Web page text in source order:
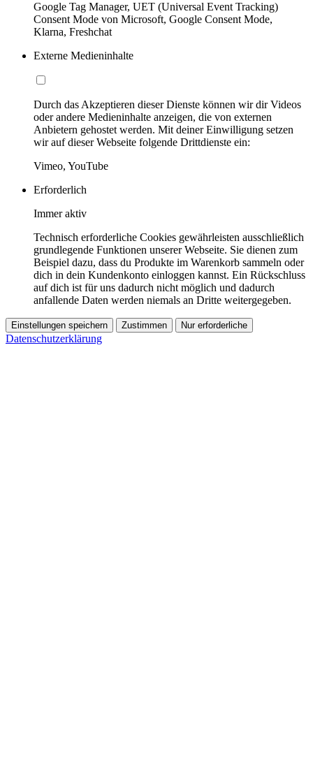
Google Tag Manager, UET (Universal Event Tracking)
Consent Mode von Microsoft, Google Consent Mode,
Klarna, Freshchat
Externe Medieninhalte
Durch das Akzeptieren dieser Dienste können wir dir Videos
oder andere Medieninhalte anzeigen, die von externen
Anbietern gehostet werden. Mit deiner Einwilligung setzen
wir auf dieser Webseite folgende Drittdienste ein:
Vimeo, YouTube
Erforderlich
Immer aktiv
Technisch erforderliche Cookies gewährleisten ausschließlich
grundlegende Funktionen unserer Webseite. Sie dienen zum
Beispiel dazu, dass du Produkte im Warenkorb sammeln oder
dich in dein Kundenkonto einloggen kannst. Ein Rückschluss
auf dich ist für uns dadurch nicht möglich und dadurch
anfallende Daten werden niemals an Dritte weitergegeben.
Einstellungen speichern Zustimmen Nur erforderliche
Datenschutzerklärung